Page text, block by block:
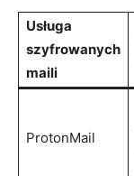
Usługa
szyfrowanych
maili
ProtonMail